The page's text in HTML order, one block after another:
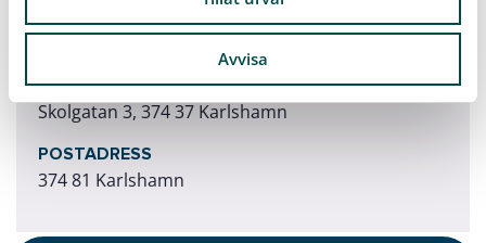
Avvisa
E-POST
BESÖKS-/LEVERANSADRESS
Skolgatan 3, 374 37 Karlshamn
POSTADRESS
374 81 Karlshamn